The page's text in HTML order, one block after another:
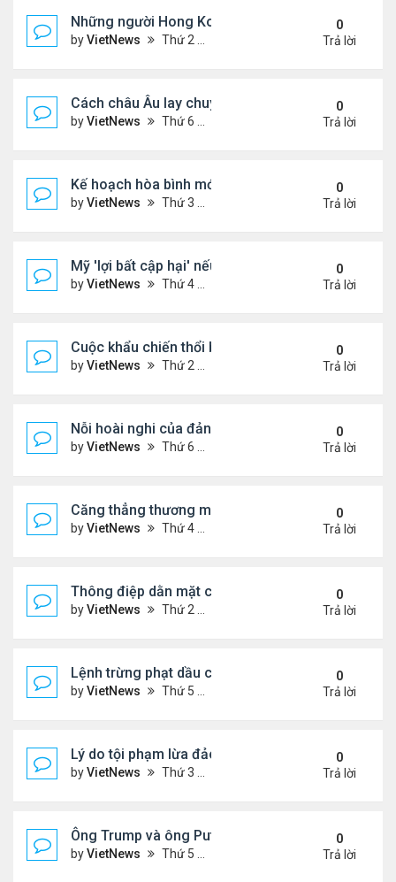
Những người Hong Kong trắng tay sau thảm họa
byVietNews Thứ 2 Tháng 12 01, 2025 5:49 pm
0
Trả lời
Cách châu Âu lay chuyển Mỹ về kế hoạch hòa
byVietNews Thứ 6 Tháng 11 28, 2025 4:28 pm
0
Trả lời
Kế hoạch hòa bình mới thử thách khả năng ứng
byVietNews Thứ 3 Tháng 11 25, 2025 6:48 pm
0
Trả lời
Mỹ 'lợi bất cập hại' nếu can thiệp quân sự vào
byVietNews Thứ 4 Tháng 11 19, 2025 4:49 pm
0
Trả lời
Cuộc khẩu chiến thổi bùng căng thẳng Trung -
byVietNews Thứ 2 Tháng 11 17, 2025 9:39 am
0
Trả lời
Nỗi hoài nghi của đảng Cộng hòa sau loạt thất
byVietNews Thứ 6 Tháng 11 07, 2025 4:39 pm
0
Trả lời
Căng thẳng thương mại sẽ đốt nóng cuộc gặp
byVietNews Thứ 4 Tháng 10 29, 2025 5:40 pm
0
Trả lời
Thông điệp dằn mặt của Washington khi điều
byVietNews Thứ 2 Tháng 10 27, 2025 5:06 pm
0
Trả lời
Lệnh trừng phạt dầu của ông Trump có thể giáng
byVietNews Thứ 5 Tháng 10 23, 2025 5:12 pm
0
Trả lời
Lý do tội phạm lừa đảo ở Campuchia nhắm đến
byVietNews Thứ 3 Tháng 10 21, 2025 4:40 pm
0
Trả lời
Ông Trump và ông Putin điện đàm, nhất trí gặp
byVietNews Thứ 5 Tháng 10 16, 2025 5:15 pm
0
Trả lời